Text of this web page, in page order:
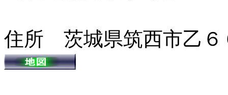
住所 茨城県筑西市乙６